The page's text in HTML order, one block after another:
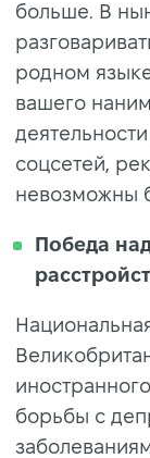
больше. В
родном
вашего
соцсетей,
невозможны
Победа
борьбы с